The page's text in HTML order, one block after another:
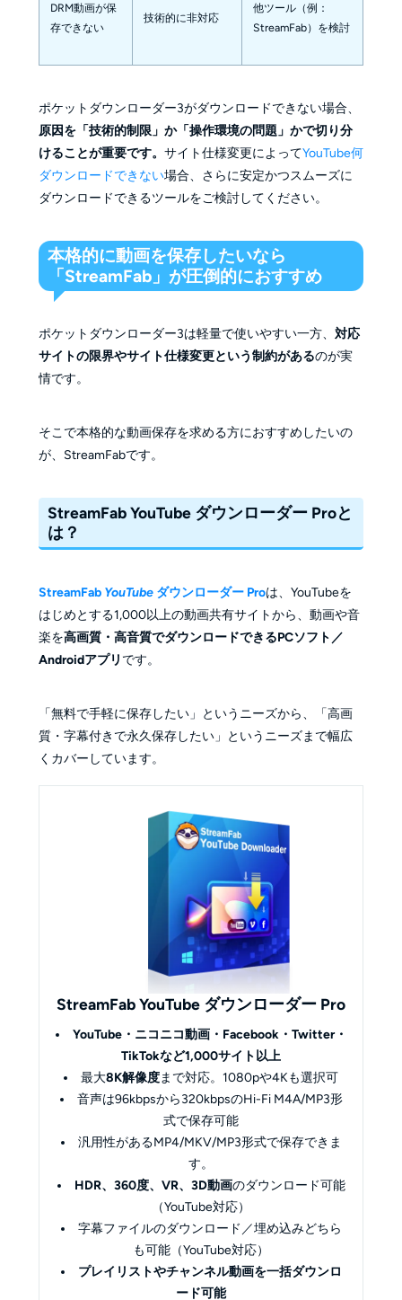
DRM動画が保
存できない
技術的に非対応
他ツール（例：
StreamFab）を検討
ポケットダウンローダー3がダウンロードできない場合、
原因を「技術的制限」か「操作環境の問題」かで切り分
けることが重要です。 サイト仕様変更によってYouTube何
ダウンロードできない場合、さらに安定かつスムーズに
ダウンロードできるツールをご検討してください。
本格的に動画を保存したいなら
「StreamFab」が圧倒的におすすめ
ポケットダウンローダー3は軽量で使いやすい一方、 対応
サイトの限界やサイト仕様変更という制約があるのが実
情です。
そこで本格的な動画保存を求める方におすすめしたいの
が、StreamFabです。
StreamFabYouTube ダウンローダー Proと
は？
StreamFab YouTube ダウンローダー Proは、YouTubeを
はじめとする1,000以上の動画共有サイトから、動画や音
楽を高画質・高音質でダウンロードできるPCソフト／
Androidアプリ です。
「無料で手軽に保存したい」というニーズから、「高画
質・字幕付きで永久保存したい」というニーズまで幅広
くカバーしています。
StreamFabYouTube ダウンローダー Pro
YouTube・ニコニコ動画・Facebook・Twitter・
TikTokなど1,000サイト以上
最大8K解像度まで対応。1080pや4Kも選択可
音声は96kbpsから320kbpsのHi-Fi M4A/MP3形
式で保存可能
汎用性があるMP4/MKV/MP3形式で保存できま
す。
HDR、360度、VR、3D動画のダウンロード可能
（YouTube対応）
字幕ファイルのダウンロード／埋め込みどちら
も可能（YouTube対応）
プレイリストやチャンネル動画を一括ダウンロ
ード可能